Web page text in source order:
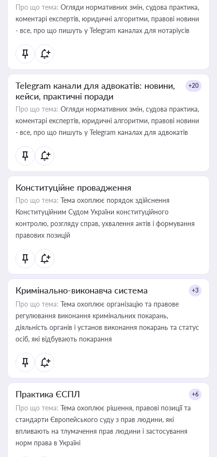
Про що тема: Огляди нормативних змін, судова практика,
коментарі експертів, юридичні алгоритми, правові новини
- все, про що пишуть у Telegram каналах для нотаріусів
Telegram канали для адвокатів: новини,
кейси, практичні поради
+20
Про що тема: Огляди нормативних змін, судова практика,
коментарі експертів, юридичні алгоритми, правові новини
- все, про що пишуть у Telegram каналах для адвокатів
Конституційне провадження
Про що тема: Тема охоплює порядок здійснення
Конституційним Судом України конституційного
контролю, розгляду справ, ухвалення актів і формування
правових позицій
Кримінально-виконавча система +3
Про що тема: Тема охоплює організацію та правове
регулювання виконання кримінальних покарань,
діяльність органів і установ виконання покарань та статус
осіб, які відбувають покарання
Практика ЄСПЛ +6
Про що тема: Тема охоплює рішення, правові позиції та
стандарти Європейського суду з прав людини, які
впливають на тлумачення прав людини і застосування
норм права в Україні